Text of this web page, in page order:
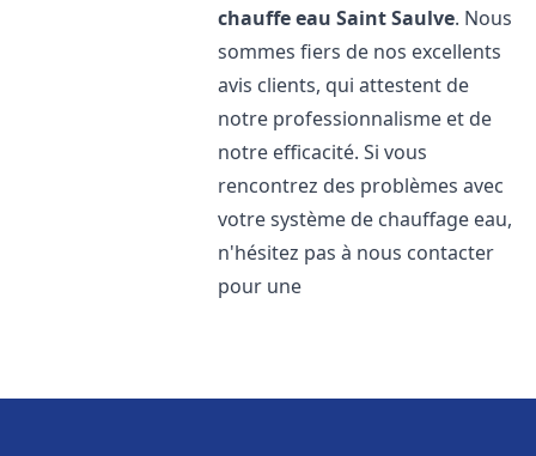
chauffe eau Saint Saulve. Nous
sommes fiers de nos excellents
avis clients, qui attestent de
notre professionnalisme et de
notre efficacité. Si vous
rencontrez des problèmes avec
votre système de chauffage eau,
n'hésitez pas à nous contacter
pour une